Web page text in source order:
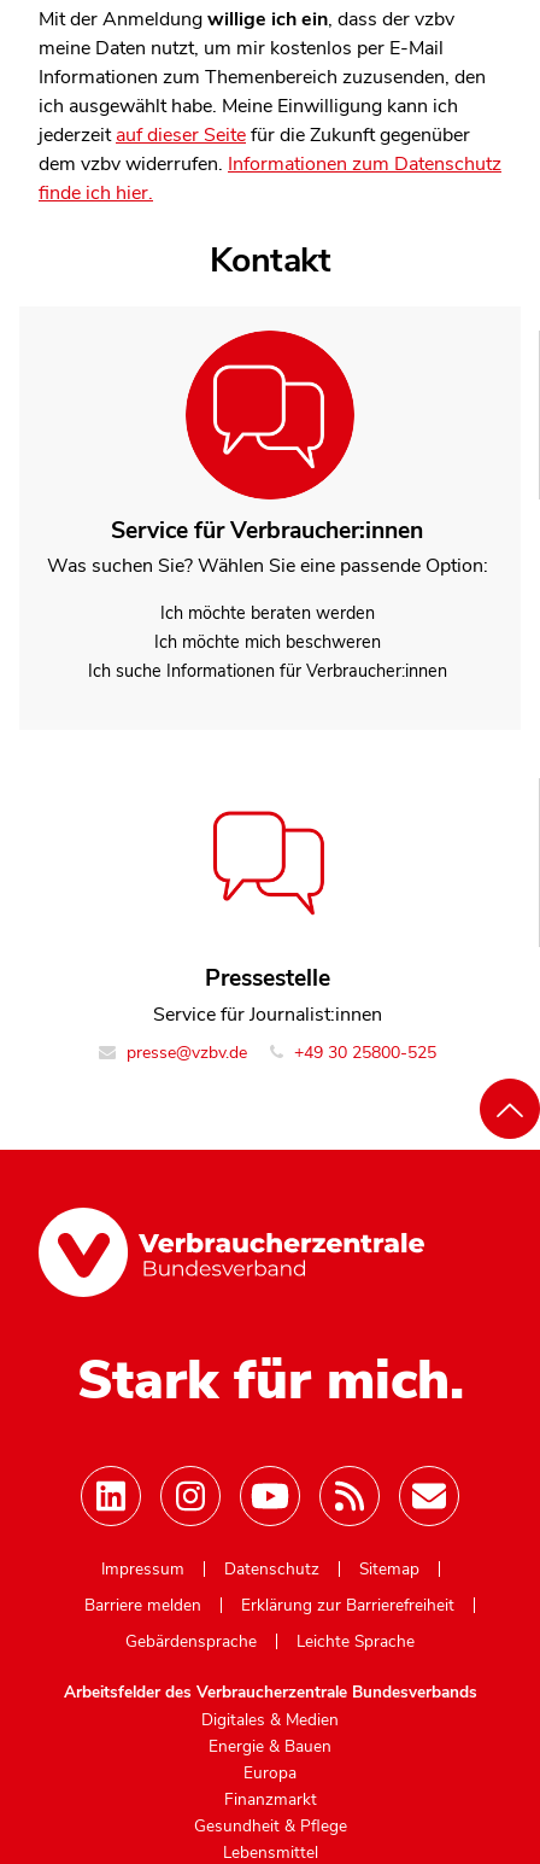
Mit der Anmeldungwillige ich ein, dass der vzbv
meine Daten nutzt, um mir kostenlos per E-Mail
Informationen zum Themenbereich zuzusenden, den
ich ausgewählt habe. Meine Einwilligung kann ich
jederzeitauf dieser Seitefür die Zukunft gegenüber
dem vzbv widerrufen. Informationen zum Datenschutz
finde ich hier.
Kontakt
Service für Verbraucher:innen
Was suchen Sie? Wählen Sie eine passende Option:
Ich möchte beraten werden
Ich möchte mich beschweren
Ich suche Informationen für Verbraucher:innen
Pressestelle
Service für Journalist:innen
presse@vzbv.de +49 30 25800-525
Stark für mich.
Impressum
Datenschutz
Sitemap
Barriere melden
Erklärung zur Barrierefreiheit
Gebärdensprache
Leichte Sprache
Arbeitsfelder des Verbraucherzentrale Bundesverbands
Digitales & Medien
Energie & Bauen
Europa
Finanzmarkt
Gesundheit & Pflege
Lebensmittel